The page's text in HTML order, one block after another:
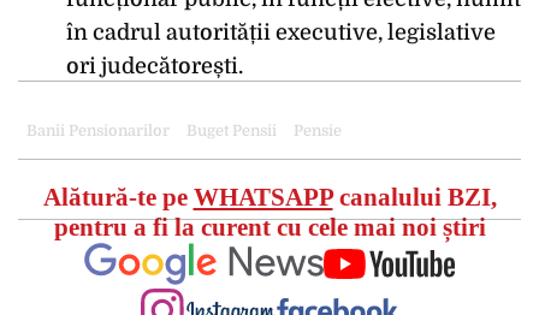
în cadrul autorității executive, legislative
ori judecătorești.
Banii Pensionarilor Buget Pensii Pensie
Alătură-te pe WHATSAPPcanalului BZI,
pentru a fi la curent cu cele mai noi știri